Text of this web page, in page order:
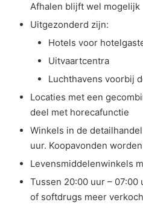
Afhalen blijft wel mogelijk
Uitgezonderd zijn:
Hotels voor
Uitvaartcentra
Luchthavens voorbij
Locaties met een
deel met horecafunctie
Winkels in de
uur. Koopavonden
Levensmiddelenwinkels
Tussen 20:00 uur –
of softdrugs meer